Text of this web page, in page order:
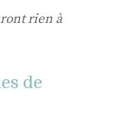
rien à
de